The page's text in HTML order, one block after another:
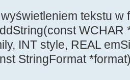
tekstu w
WCHAR
INT style, REAL
StringFormat